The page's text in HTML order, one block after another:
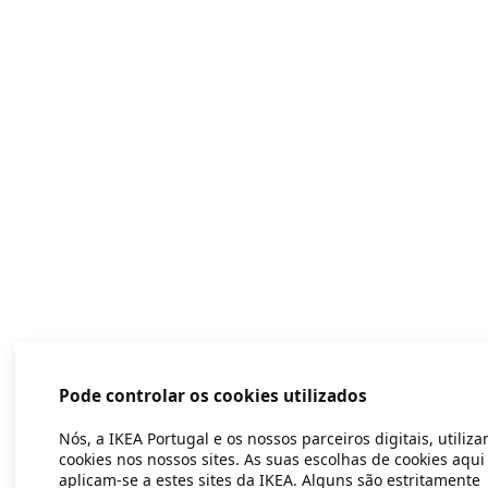
Pode controlar os cookies utilizados
Nós, a IKEA Portugal e os nossos parceiros digitais,
cookies nos nossos sites. As suas escolhas de cookies aqui
aplicam-se a estes sites da IKEA. Alguns são estritamente